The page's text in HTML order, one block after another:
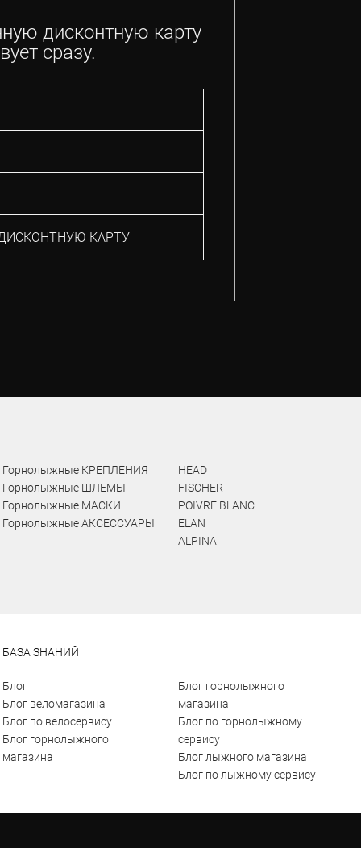
дисконтную карту
сразу.
КАРТУ
Горнолыжные КРЕПЛЕНИЯ
Горнолыжные ШЛЕМЫ
Горнолыжные МАСКИ
Горнолыжные АКСЕССУАРЫ
HEAD
FISCHER
POIVRE BLANC
ELAN
ALPINA
БАЗА ЗНАНИЙ
Блог
Блог веломагазина
Блог по велосервису
Блог горнолыжного
магазина
Блог горнолыжного
магазина
Блог по горнолыжному
сервису
Блог лыжного магазина
Блог по лыжному сервису